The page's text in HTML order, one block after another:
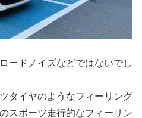
ードノイズなどではないでし
タイヤのようなフィーリング
スポーツ走行的なフィーリン